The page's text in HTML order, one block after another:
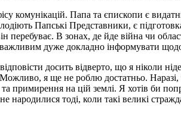
комунікацій. Папа та єпископи є
Папські Представники, є
перебуває. В зонах, де йде війна чи
дуже докладно інформувати
досить відверто, що я ніколи ніде
я ще не роблю достатньо.
примирення на цій землі. Я хотів би
народилися тоді, коли такі великі